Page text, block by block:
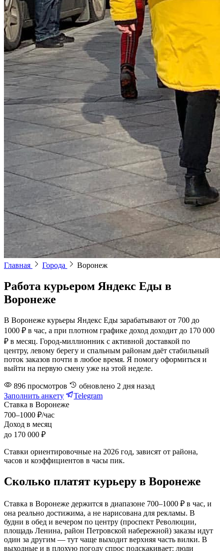
Главная Города Воронеж
Работа курьером Яндекс Еды в
Воронеже
В Воронеже курьеры Яндекс Еды зарабатывают от 700 до
1000 ₽ в час, а при плотном графике доход доходит до 170 000
₽ в месяц. Город-миллионник с активной доставкой по
центру, левому берегу и спальным районам даёт стабильный
поток заказов почти в любое время. Я помогу оформиться и
выйти на первую смену уже на этой неделе.
896 просмотров обновлено 2 дня назад
Заполнить анкету
Telegram
Ставка в Воронеже
700–1000 ₽/час
Доход в месяц
до 170 000 ₽
Ставки ориентировочные на 2026 год, зависят от района,
часов и коэффициентов в часы пик.
Сколько платят курьеру в Воронеже
Ставка в Воронеже держится в диапазоне 700–1000 ₽ в час, и
она реально достижима, а не нарисована для рекламы. В
будни в обед и вечером по центру (проспект Революции,
площадь Ленина, район Петровской набережной) заказы идут
один за другим — тут чаще выходит верхняя часть вилки. В
выходные и в плохую погоду спрос подскакивает: люди